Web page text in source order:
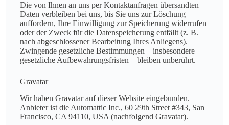
Die von Ihnen an uns per Kontaktanfragen übersandten
Daten verbleiben bei uns, bis Sie uns zur Löschung
auffordern, Ihre Einwilligung zur Speicherung widerrufen
oder der Zweck für die Datenspeicherung entfällt (z. B.
nach abgeschlossener Bearbeitung Ihres Anliegens).
Zwingende gesetzliche Bestimmungen – insbesondere
gesetzliche Aufbewahrungsfristen – bleiben unberührt.
Gravatar
Wir haben Gravatar auf dieser Website eingebunden.
Anbieter ist die Automattic Inc., 60 29th Street #343, San
Francisco, CA 94110, USA (nachfolgend Gravatar).